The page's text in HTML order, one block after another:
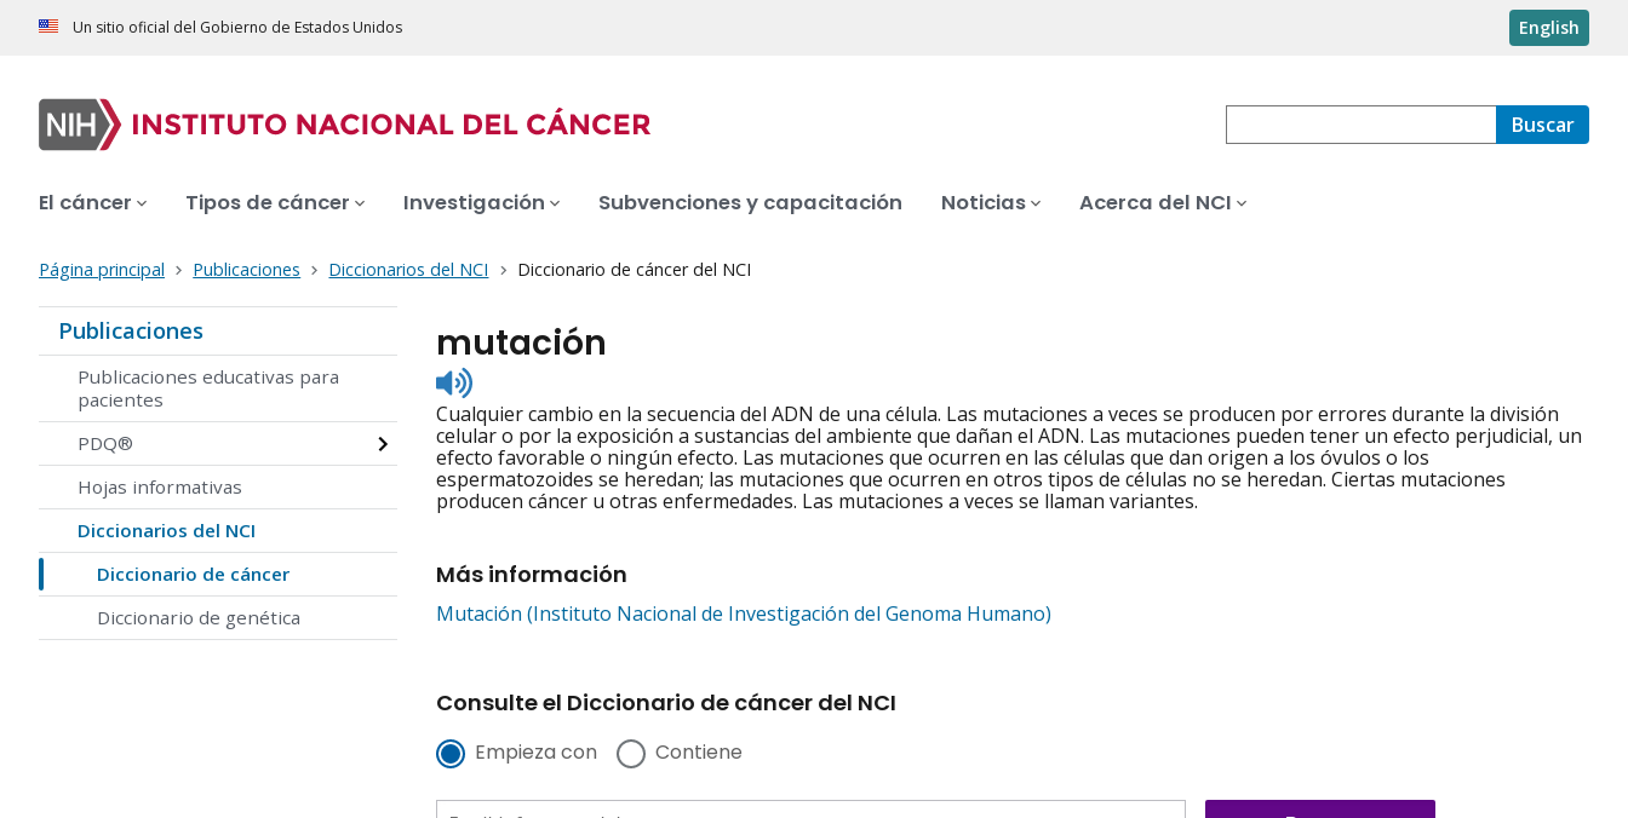
Un sitio oficial del Gobierno de Estados Unidos English
Buscar
El cáncer Tipos de cáncer Investigación Subvenciones y capacitación Noticias Acerca del NCI
Página principal Publicaciones Diccionarios del NCI Diccionario de cáncer del NCI
Publicaciones
Publicaciones educativas para
pacientes
PDQ®
Hojas informativas
Diccionarios del NCI
Diccionario de cáncer
Diccionario de genética
mutación
Listen
to
pronunciation
Cualquier cambio en la secuencia del ADN de una célula. Las mutaciones a veces se producen por errores durante la división
celular o por la exposición a sustancias del ambiente que dañan el ADN. Las mutaciones pueden tener un efecto perjudicial, un
efecto favorable o ningún efecto. Las mutaciones que ocurren en las células que dan origen a los óvulos o los
espermatozoides se heredan; las mutaciones que ocurren en otros tipos de células no se heredan. Ciertas mutaciones
producen cáncer u otras enfermedades. Las mutaciones a veces se llaman variantes.
Más información
Mutación (Instituto Nacional de Investigación del Genoma Humano)
Consulte el Diccionario de cáncer del NCI
Empieza con Contiene